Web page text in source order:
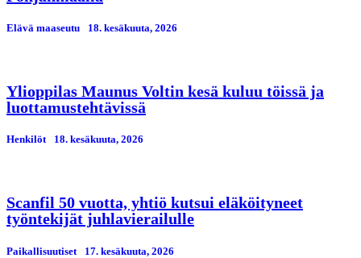
Elävä maaseutu 18. kesäkuuta, 2026
Ylioppilas Maunus Voltin kesä kuluu töissä ja
luottamustehtävissä
Henkilöt 18. kesäkuuta, 2026
Scanfil 50 vuotta, yhtiö kutsui eläköityneet
työntekijät juhlavierailulle
Paikallisuutiset 17. kesäkuuta, 2026